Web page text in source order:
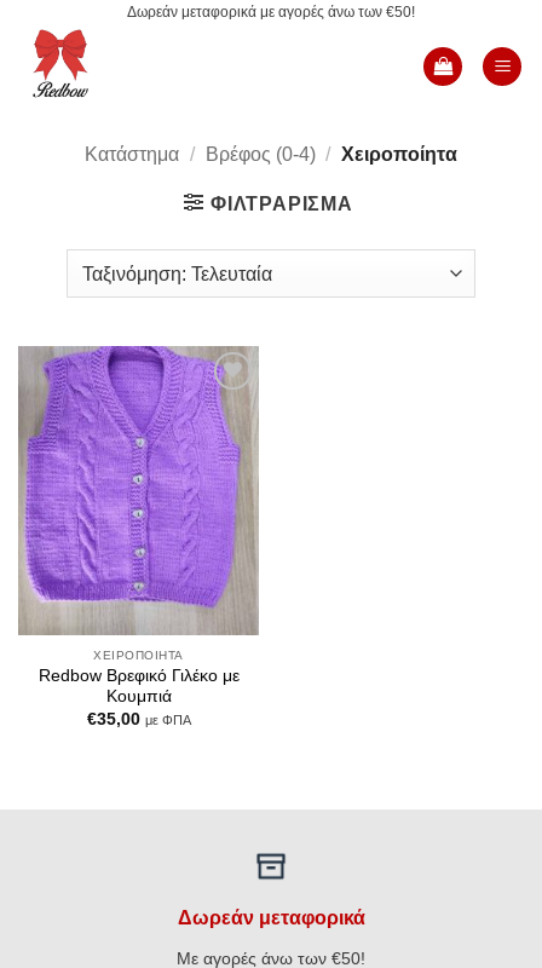
περιεχόμενο
Δωρεάν μεταφορικά με αγορές άνω των €50!
Κατάστημα / Βρέφος (0-4) / Χειροποίητα
ΦΙΛΤΡΆΡΙΣΜΑ
Add to
Wishlist
ΧΕΙΡΟΠΟΊΗΤΑ
Redbow Βρεφικό Γιλέκο με
Κουμπιά
€35,00 με ΦΠΑ
Δωρεάν μεταφορικά
Με αγορές άνω των €50!